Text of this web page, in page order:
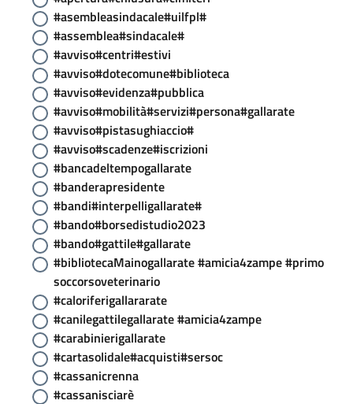
#asembleasindacale#uilfpl#
#assemblea#sindacale#
#avviso#centri#estivi
#avviso#dotecomune#biblioteca
#avviso#evidenza#pubblica
#avviso#mobilità#servizi#persona#gallarate
#avviso#pistasughiaccio#
#avviso#scadenze#iscrizioni
#bancadeltempogallarate
#banderapresidente
#bandi#interpelligallarate#
#bando#borsedistudio2023
#bando#gattile#gallarate
#bibliotecaMainogallarate #amicia4zampe #primo
soccorsoveterinario
#caloriferigallararate
#canilegattilegallarate #amicia4zampe
#carabinierigallarate
#cartasolidale#acquisti#sersoc
#cassanicrenna
#cassanisciarè